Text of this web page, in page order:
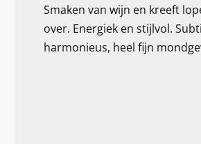
Smaken van wijn en kreeft
over. Energiek en stijlvol.
harmonieus, heel fijn